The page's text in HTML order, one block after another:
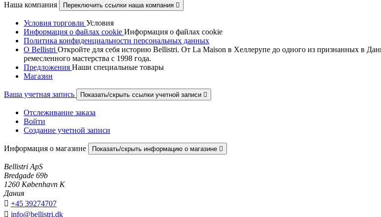
Наша компания Переключить ссылки наша компания 
Условия торговли Условия
Информация о файлах cookie Информация о файлах cookie
Политика конфиденциальности персональных данных
О Bellistri Откройте для себя историю Bellistri. От La Maison в Хеллерупе до одного из признанных в
ремесленного мастерства с 1998 года.
Предложения Наши специальные товары
Магазин
Ваша учетная запись Показать/скрыть ссылки учетной записи 
Отслеживание заказа
Войти
Создание учетной записи
Информация о магазине Показать/скрыть информацию о магазине 
Bellistri ApS
Bredgade 69b
1260 København K
Дания
 +45 39274707
 info@bellistri.dk